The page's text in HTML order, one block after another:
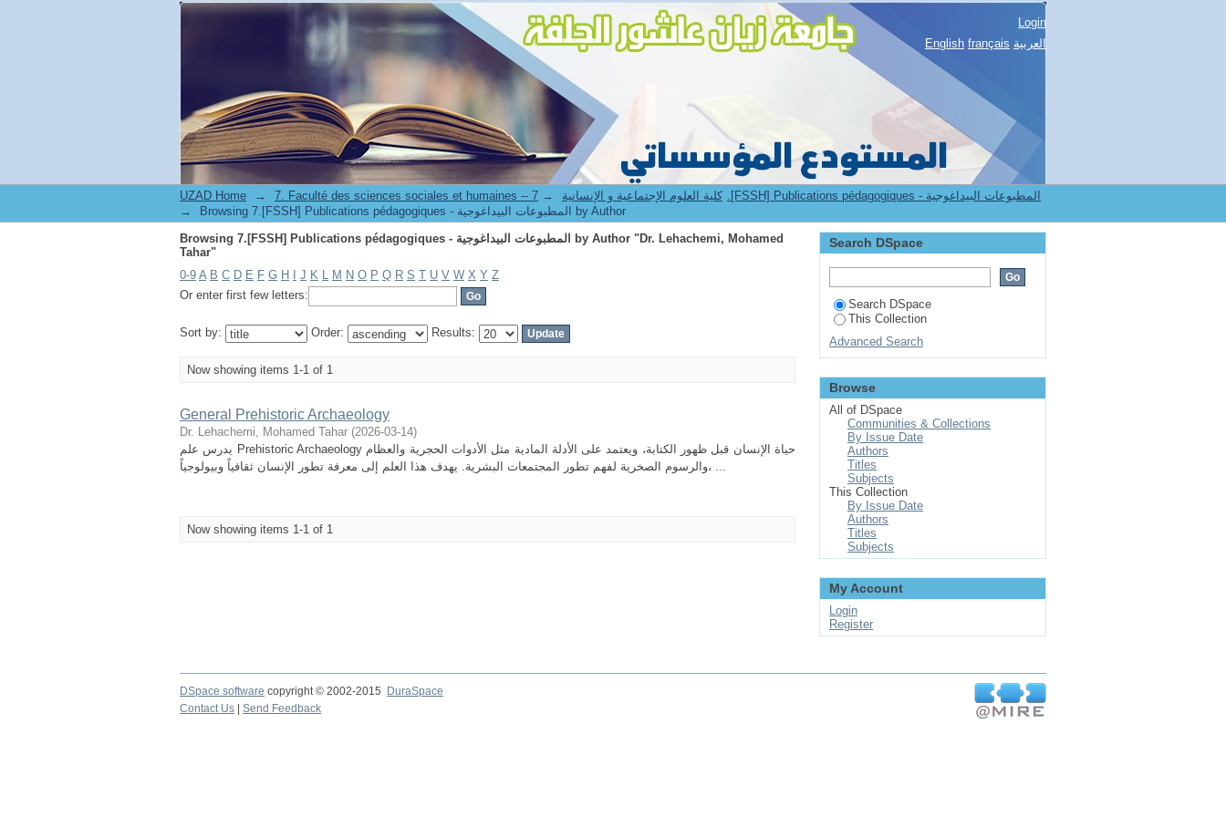
Browsing 7.[FSSH] Publications pédagogiques - المطبوعات البيداغوجية by Author "Dr. Lehachemi, Mohamed Tahar"
Login
English français العربية
UZAD Home → 7. Faculté des sciences sociales et humaines -- كلية العلوم الإجتماعية و الإنسانية →
7.[FSSH] Publications pédagogiques - المطبوعات البيداغوجية
→
Browsing 7.[FSSH] Publications pédagogiques - المطبوعات البيداغوجية by Author
Browsing 7.[FSSH] Publications pédagogiques - المطبوعات البيداغوجية by Author "Dr. Lehachemi, Mohamed
Tahar"
0-9 A B C D E F G H J K L M N O P Q R S T U V W X Y Z
Or enter first few letters:
Sort by: Order: Results:
Now showing items 1-1 of 1
General Prehistoric Archaeology
Dr. Lehachemi, Mohamed Tahar (2026-03-14)
يدرس علم Prehistoric Archaeology حياة الإنسان قبل ظهور الكتابة، ويعتمد على الأدلة المادية مثل الأدوات الحجرية والعظام
والرسوم الصخرية لفهم تطور المجتمعات البشرية. يهدف هذا العلم إلى معرفة تطور الإنسان ثقافياً وبيولوجياً، ...
Now showing items 1-1 of 1
Search DSpace
Search DSpace
This Collection
Advanced Search
Browse
All of DSpace
Communities & Collections
By Issue Date
Authors
Titles
Subjects
This Collection
By Issue Date
Authors
Titles
Subjects
My Account
Login
Register
DSpace software copyright © 2002-2015
DuraSpace
Contact Us
Send Feedback